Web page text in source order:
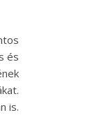
és
is.